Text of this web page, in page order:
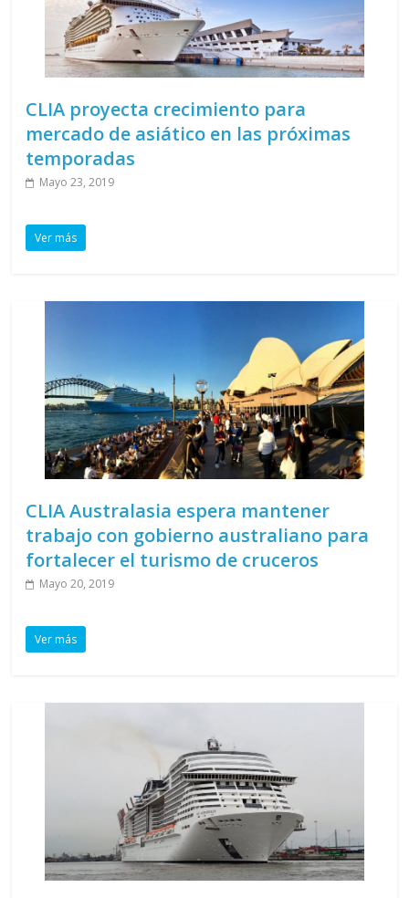
CLIA proyecta crecimiento para
mercado de asiático en las próximas
temporadas
Mayo 23, 2019
Ver más
CLIA Australasia espera mantener
trabajo con gobierno australiano para
fortalecer el turismo de cruceros
Mayo 20, 2019
Ver más